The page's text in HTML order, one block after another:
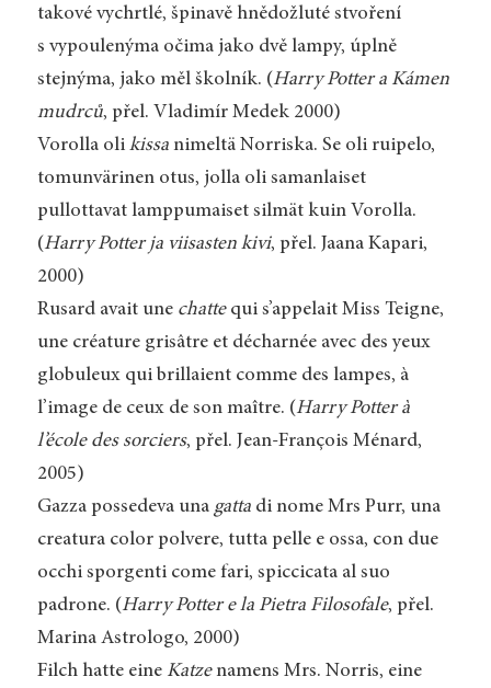
takové vychrtlé, špinavě hnědožluté stvoření
s vypoulenýma očima jako dvě lampy, úplně
stejnýma, jako měl školník. (Harry Potter a Kámen
mudrců, přel. Vladimír Medek 2000)
Vorolla oli kissanimeltä Norriska. Se oli ruipelo,
tomunvärinen otus, jolla oli samanlaiset
pullottavat lamppumaiset silmät kuin Vorolla.
(Harry Potter ja viisasten kivi, přel. Jaana Kapari,
2000)
Rusard avait une chattequi s’appelait Miss Teigne,
une créature grisâtre et décharnée avec des yeux
globuleux qui brillaient comme des lampes, à
l’image de ceux de son maître. (Harry Potter à
l’école des sorciers, přel. Jean-François Ménard,
2005)
Gazza possedeva una gattadi nome Mrs Purr, una
creatura color polvere, tutta pelle e ossa, con due
occhi sporgenti come fari, spiccicata al suo
padrone. (Harry Potter e la Pietra Filosofale, přel.
Marina Astrologo, 2000)
Filch hatte eine Katzenamens Mrs. Norris, eine